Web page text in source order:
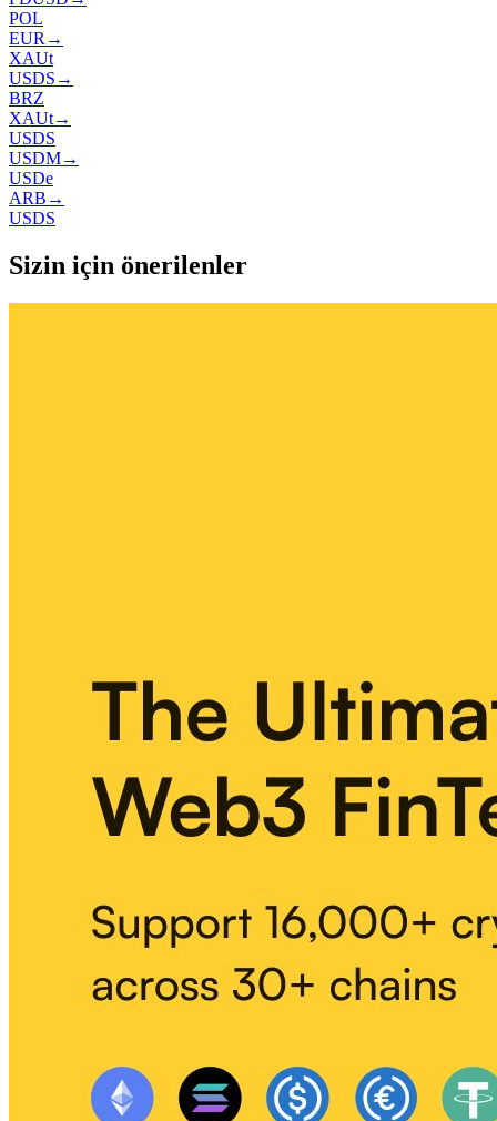
POL
EUR →
XAUt
USDS →
BRZ
XAUt→
USDS
USDM→
USDe
ARB →
USDS
Sizin için önerilenler